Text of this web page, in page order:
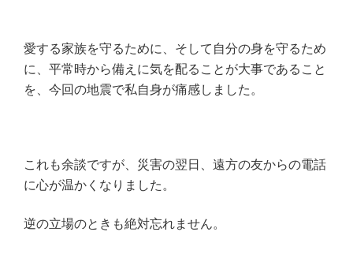
愛する家族を守るために、そして自分の身を守るため
に、平常時から備えに気を配ることが大事であること
を、今回の地震で私自身が痛感しました。
これも余談ですが、災害の翌日、遠方の友からの電話
に心が温かくなりました。
逆の立場のときも絶対忘れません。